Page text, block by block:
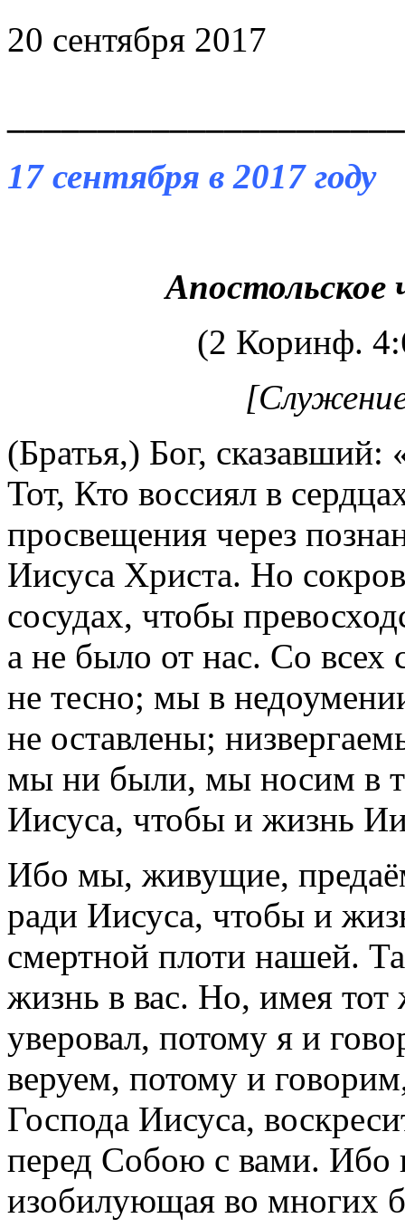
20 сентября 2017
17 сентября в 2017 году
Апостольское
(2 Коринф.
(Братья,) Бог, сказавший:
Тот, Кто воссиял в
просвещения через
Иисуса Христа. Но
сосудах, чтобы
а не было от нас. Со
не тесно; мы в
не оставлены;
мы ни были, мы носим в
Иисуса, чтобы и жизнь
Ибо мы, живущие,
ради Иисуса, чтобы и
смертной плоти нашей.
жизнь в вас. Но, имея
уверовал, потому я и
веруем, потому и
Господа Иисуса,
перед Собою с вами. Ибо
изобилующая во многих